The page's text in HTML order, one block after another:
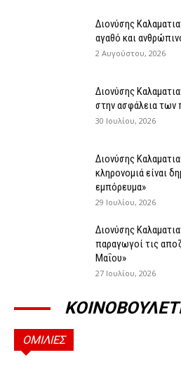
Διονύσης
αγαθό και
2 Αυγούστου, 2026
Διονύσης
στην ασφάλεια
30 Ιουλίου, 2026
Διονύσης
κληρονομιά είναι
εμπόρευμα»
29 Ιουλίου, 2026
Διονύσης
παραγωγοί τις
Μαΐου»
27 Ιουλίου, 2026
ΟΜΙΛΙΕΣ
ΟΜΙΛΊΕΣ